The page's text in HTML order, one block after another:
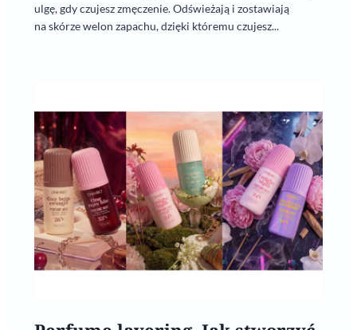
ulgę, gdy czujesz zmęczenie. Odświeżają i zostawiają
na skórze welon zapachu, dzięki któremu czujesz...